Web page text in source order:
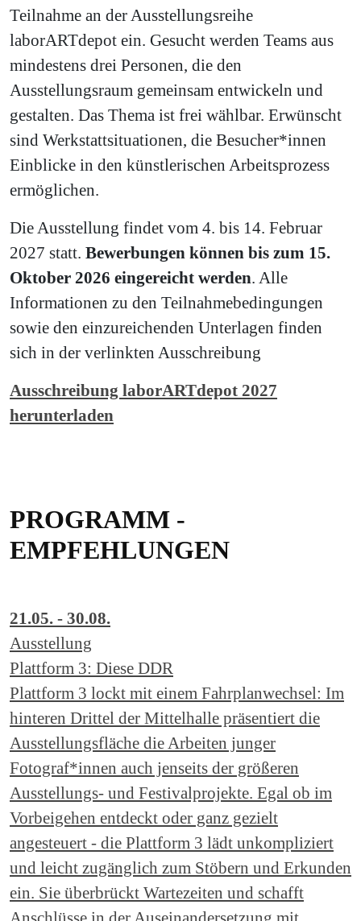
Teilnahme an der Ausstellungsreihe
laborARTdepot ein. Gesucht werden Teams aus
mindestens drei Personen, die den
Ausstellungsraum gemeinsam entwickeln und
gestalten. Das Thema ist frei wählbar. Erwünscht
sind Werkstattsituationen, die Besucher*innen
Einblicke in den künstlerischen Arbeitsprozess
ermöglichen.
Die Ausstellung findet vom 4. bis 14. Februar
2027 statt. Bewerbungen können bis zum 15.
Oktober 2026 eingereicht werden . Alle
Informationen zu den Teilnahmebedingungen
sowie den einzureichenden Unterlagen finden
sich in der verlinkten Ausschreibung
Ausschreibung laborARTdepot 2027
herunterladen
PROGRAMM -
EMPFEHLUNGEN
21.05. - 30.08.
Ausstellung
Plattform 3: Diese DDR
Plattform 3 lockt mit einem Fahrplanwechsel: Im
hinteren Drittel der Mittelhalle präsentiert die
Ausstellungsfläche die Arbeiten junger
Fotograf*innen auch jenseits der größeren
Ausstellungs- und Festivalprojekte. Egal ob im
Vorbeigehen entdeckt oder ganz gezielt
angesteuert - die Plattform 3 lädt unkompliziert
und leicht zugänglich zum Stöbern und Erkunden
ein. Sie überbrückt Wartezeiten und schafft
Anschlüsse in der Auseinandersetzung mit